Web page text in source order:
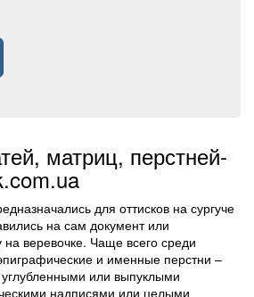
матриц, перстней-
для оттисков на сургуче
на сам документ или
веревочке. Чаще всего среди
и именные перстни –
или выпуклыми
надписями или целыми